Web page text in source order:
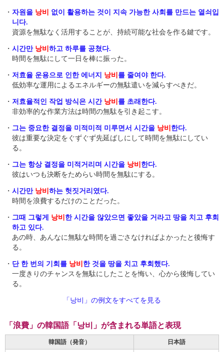
・ 자원을 낭비
없이 활용하는 것이 지속 가능한 사회를 만드는 열쇠입
니다.
資源を無駄なく活用することが、持続可能な社会を作る鍵です。
・ 시간만 낭비 하고 하루를 공쳤다.
時間を無駄にして一日を棒に振った。
・ 저효율 운용으로 인한 에너지 낭비 를 줄여야 한다.
低効率な運用によるエネルギーの無駄遣いを減らすべきだ。
・ 저효율적인 작업 방식은 시간 낭비 를 초래한다.
非効率的な作業方法は時間の無駄を引き起こす。
・ 그는 중요한 결정을 미적미적 미루면서 시간을 낭비 한다.
彼は重要な決定をぐずぐず先延ばしにして時間を無駄にしてい
る。
・ 그는 항상 결정을 미적거리며 시간을 낭비 한다.
彼はいつも決断をためらい時間を無駄にする。
・ 시간만 낭비 하는 헛짓거리였다.
時間を浪費するだけのことだった。
・ 그때 그렇게 낭비 한 시간을 않았으면 좋았을 거라고 땅을 치고 후회
하고 있다.
あの時、あんなに無駄な時間を過ごさなければよかったと後悔す
る。
・ 단 한 번의 기회를 낭비 한 것을 땅을 치고 후회했다.
一度きりのチャンスを無駄にしたことを悔い、心から後悔してい
る。
「낭비」の例文をすべてを見る
「浪費」の韓国語「낭비」が含まれる単語と表現
韓国語（発音）
日本語